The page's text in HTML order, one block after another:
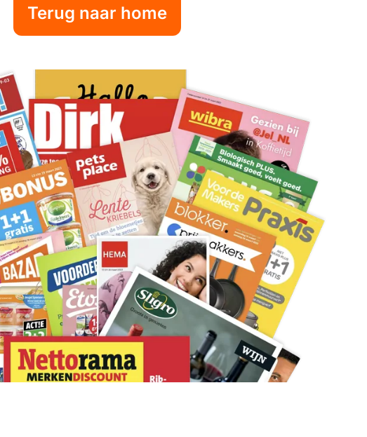
Terug naar home